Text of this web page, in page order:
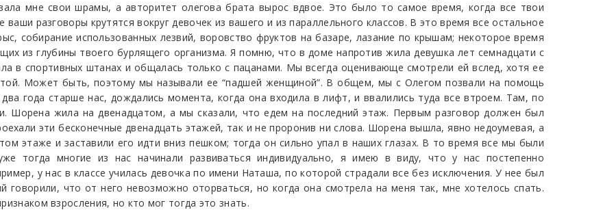
мне свои шрамы, а авторитет олегова брата вырос вдвое. Это было то самое время, когда все твои
разговоры крутятся вокруг девочек из вашего и из параллельного классов. В это время все остальное
собирание использованных лезвий, воровство фруктов на базаре, лазание по крышам; некоторое время
из глубины твоего бурлящего организма. Я помню, что в доме напротив жила девушка лет семнадцати с
в спортивных штанах и общалась только с пацанами. Мы всегда оценивающе смотрели ей вслед, хотя ее
Может быть, поэтому мы называли ее “падшей женщиной”. В общем, мы с Олегом позвали на помощь
года старше нас, дождались момента, когда она входила в лифт, и ввалились туда все втроем. Там, по
Шорена жила на двенадцатом, а мы сказали, что едем на последний этаж. Первым разговор должен был
эти бесконечные двенадцать этажей, так и не проронив ни слова. Шорена вышла, явно недоумевая, а
этаже и заставили его идти вниз пешком; тогда он сильно упал в наших глазах. В то время все мы были
тогда многие из нас начинали развиваться индивидуально, я имею в виду, что у нас постепенно
у нас в классе училась девочка по имени Наташа, по которой страдали все без исключения. У нее был
говорили, что от него невозможно оторваться, но когда она смотрела на меня так, мне хотелось спать.
взросления, но кто мог тогда это знать.